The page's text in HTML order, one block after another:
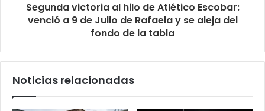
Segunda victoria al hilo de Atlético Escobar:
venció a 9 de Julio de Rafaela y se aleja del
fondo de la tabla
Noticias relacionadas